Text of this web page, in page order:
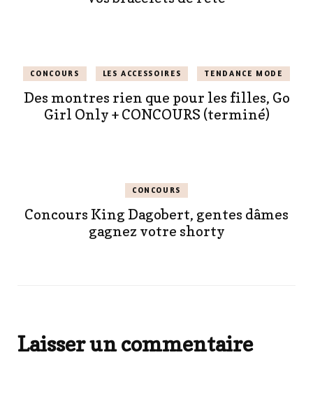
CONCOURS LES ACCESSOIRES TENDANCE MODE
Des montres rien que pour les filles, Go
Girl Only + CONCOURS (terminé)
CONCOURS
Concours King Dagobert, gentes dâmes
gagnez votre shorty
Laisser un commentaire